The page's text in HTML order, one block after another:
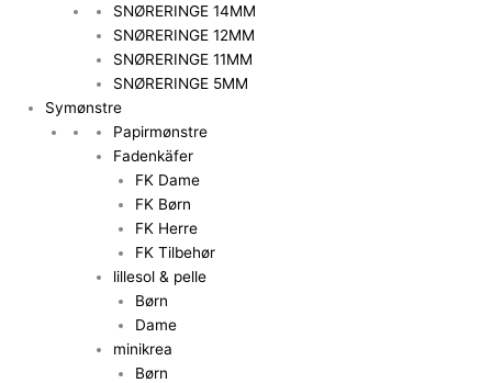
SNØRERINGE 14MM
SNØRERINGE 12MM
SNØRERINGE 11MM
SNØRERINGE 5MM
Symønstre
Papirmønstre
Fadenkäfer
FK Dame
FK Børn
FK Herre
FK Tilbehør
lillesol & pelle
Børn
Dame
minikrea
Børn